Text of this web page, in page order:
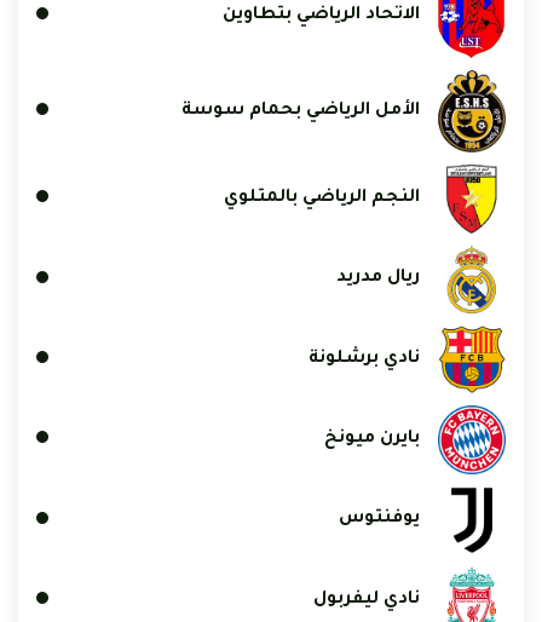
الاتحاد الرياضي بتطاوين
الأمل الرياضي بحمام سوسة
النجم الرياضي بالمتلوي
ريال مدريد
نادي برشلونة
بايرن ميونخ
يوفنتوس
نادي ليفربول